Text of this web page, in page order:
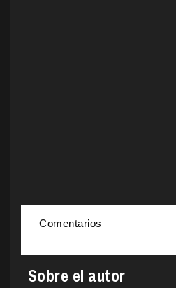
Comentarios
Sobre el autor